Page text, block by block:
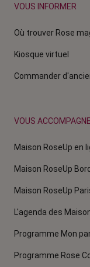
VOUS INFORMER
Où trouver Rose
Kiosque virtuel
Commander
VOUS
Maison RoseUp en
Maison RoseUp
Maison RoseUp
L'agenda des
Programme Mon
Programme Rose